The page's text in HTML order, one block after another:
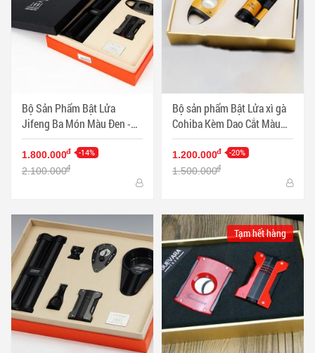
Bộ Sản Phẩm Bật Lửa
Jifeng Ba Món Màu Đen -
Mã SP: PKXG340
1.800.000đ -14%
2.100.000đ
Bộ sản phẩm Bật Lửa xì gà
Cohiba Kèm Dao Cắt Màu
Vàng - Mã SP: PKXG330
1.200.000đ -20%
1.500.000đ
Tạm hết hàng